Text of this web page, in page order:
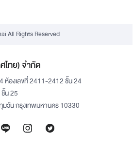
All Rights Reserved
ไทย) จำกัด
ห้องเลขที่ 2411-2412 ชั้น 24
น 25
วัน กรุงเทพมหานคร 10330